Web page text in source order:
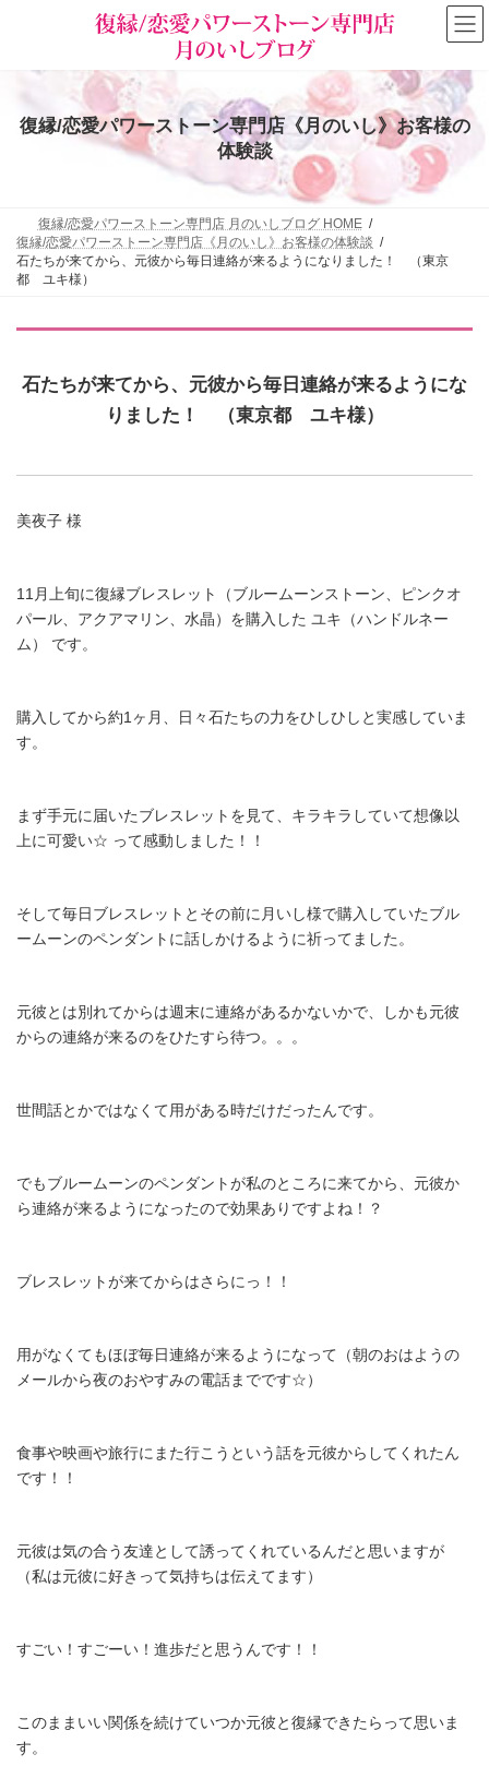
復縁/恋愛パワーストーン専門店《月のいし》お客様の
体験談
復縁/恋愛パワーストーン専門店 月のいしブログ HOME
復縁/恋愛パワーストーン専門店《月のいし》お客様の体験談
石たちが来てから、元彼から毎日連絡が来るようになりました！ （東京
都 ユキ様）
石たちが来てから、元彼から毎日連絡が来るようにな
りました！ （東京都 ユキ様）
美夜子 様
11月上旬に復縁ブレスレット（ブルームーンストーン、ピンクオ
パール、アクアマリン、水晶）を購入した ユキ（ハンドルネー
ム） です。
購入してから約1ヶ月、日々石たちの力をひしひしと実感していま
す。
まず手元に届いたブレスレットを見て、キラキラしていて想像以
上に可愛い☆ って感動しました！！
そして毎日ブレスレットとその前に月いし様で購入していたブル
ームーンのペンダントに話しかけるように祈ってました。
元彼とは別れてからは週末に連絡があるかないかで、しかも元彼
からの連絡が来るのをひたすら待つ。。。
世間話とかではなくて用がある時だけだったんです。
でもブルームーンのペンダントが私のところに来てから、元彼か
ら連絡が来るようになったので効果ありですよね！？
ブレスレットが来てからはさらにっ！！
用がなくてもほぼ毎日連絡が来るようになって（朝のおはようの
メールから夜のおやすみの電話までです☆）
食事や映画や旅行にまた行こうという話を元彼からしてくれたん
です！！
元彼は気の合う友達として誘ってくれているんだと思いますが
（私は元彼に好きって気持ちは伝えてます）
すごい！すごーい！進歩だと思うんです！！
このままいい関係を続けていつか元彼と復縁できたらって思いま
す。